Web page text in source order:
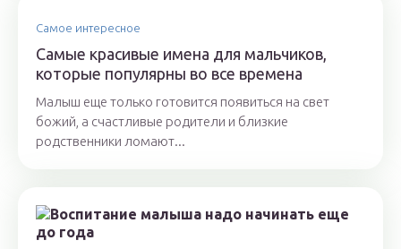
Самое интересное
Самые красивые имена для мальчиков,
которые популярны во все времена
Малыш еще только готовится появиться на свет
божий, а счастливые родители и близкие
родственники ломают...